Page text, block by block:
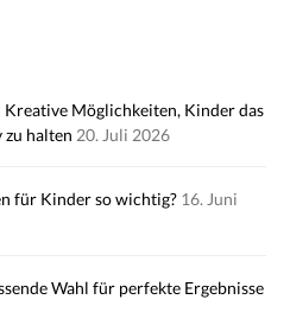
Kreative Möglichkeiten, Kinder das
zu halten 20. Juli 2026
für Kinder so wichtig? 16. Juni
Wahl für perfekte Ergebnisse